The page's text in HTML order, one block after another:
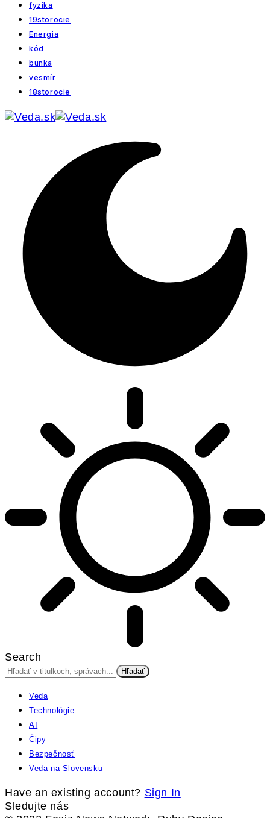
fyzika
19storocie
Energia
kód
bunka
vesmír
18storocie
Search
Veda
Technológie
AI
Čipy
Bezpečnosť
Veda na Slovensku
Have an existing account? Sign In
Sledujte nás